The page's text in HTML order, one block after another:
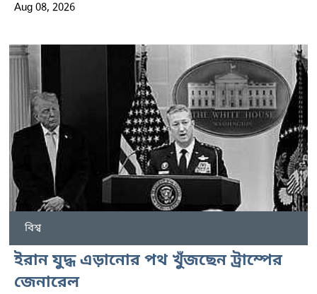
Aug 08, 2026
বিশ্ব
ইরান যুদ্ধ এড়ানোর পথ খুঁজছেন ট্রাম্পের
জেনারেল